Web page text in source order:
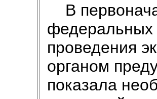
В
федеральных
проведения
органом
показала